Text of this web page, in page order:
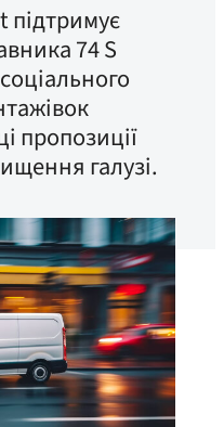
74 S
пропозиції
галузі.